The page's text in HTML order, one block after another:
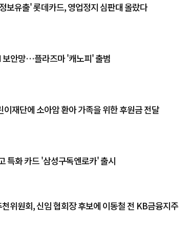
유출' 롯데카드, 영업정지 심판대 올랐다
보안망…플라즈마 '캐노피' 출범
재단에 소아암 환아 가족을 위한 후원금 전달
특화 카드 '삼성구독엔로카' 출시
위원회, 신임 협회장 후보에 이동철 전 KB금융지주